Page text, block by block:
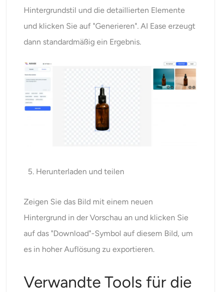
Hintergrundstil und die detaillierten Elemente
und klicken Sie auf "Generieren". AI Ease erzeugt
dann standardmäßig ein Ergebnis.
Herunterladen und teilen
Zeigen Sie das Bild mit einem neuen
Hintergrund in der Vorschau an und klicken Sie
auf das "Download"-Symbol auf diesem Bild, um
es in hoher Auflösung zu exportieren.
Verwandte Tools für die